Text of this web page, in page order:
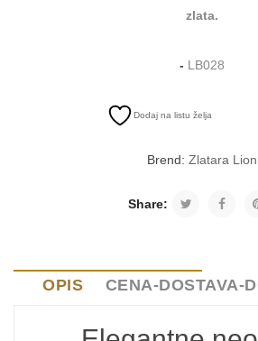
zlata.
- LB028
Dodaj na listu želja
Brend: Zlatara Lion
Share:
OPIS CENA-DOSTAVA-